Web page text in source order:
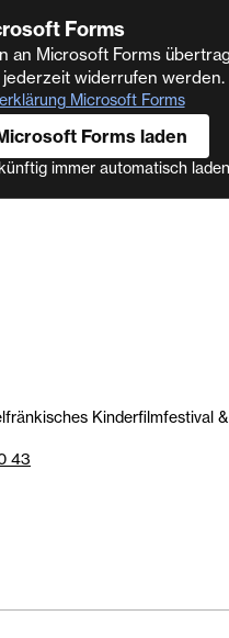
Forms
an Microsoft Forms
jederzeit widerrufen werden.
Microsoft Forms
Forms laden
immer automatisch laden
Kinderfilmfestival
43